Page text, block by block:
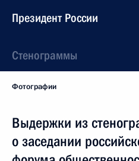
Президент России
Стенограммы
Фотографии
Выдержки из
о заседании